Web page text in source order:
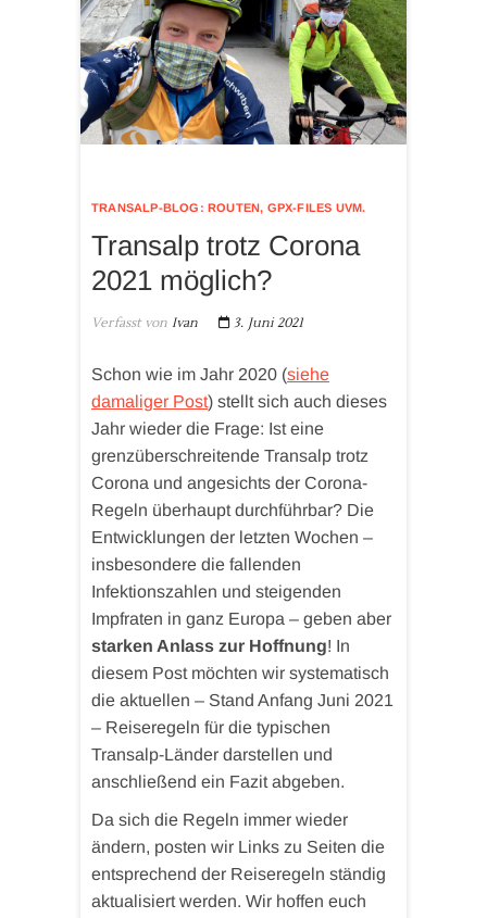
TRANSALP-BLOG: ROUTEN, GPX-FILES UVM.
Transalp trotz Corona
2021 möglich?
Verfasst von Ivan 3. Juni 2021
Schon wie im Jahr 2020 (siehe
damaliger Post) stellt sich auch dieses
Jahr wieder die Frage: Ist eine
grenzüberschreitende Transalp trotz
Corona und angesichts der Corona-
Regeln überhaupt durchführbar? Die
Entwicklungen der letzten Wochen –
insbesondere die fallenden
Infektionszahlen und steigenden
Impfraten in ganz Europa – geben aber
starken Anlass zur Hoffnung! In
diesem Post möchten wir systematisch
die aktuellen – Stand Anfang Juni 2021
– Reiseregeln für die typischen
Transalp-Länder darstellen und
anschließend ein Fazit abgeben.
Da sich die Regeln immer wieder
ändern, posten wir Links zu Seiten die
entsprechend der Reiseregeln ständig
aktualisiert werden. Wir hoffen euch